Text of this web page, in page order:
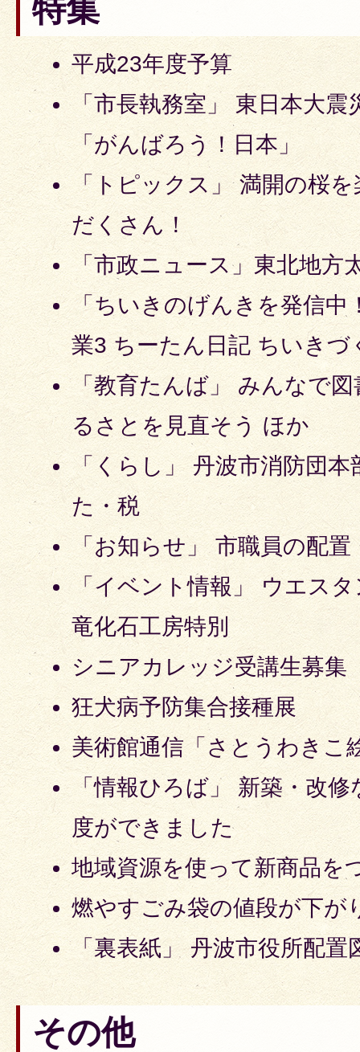
特集
平成23年度予算
「市長執務室」 東日本大
「がんばろう！日本」
「トピックス」 満開の桜
だくさん！
「市政ニュース」東北地方
「ちいきのげんきを発信中
業3 ちーたん日記 ちいきづ
「教育たんば」 みんなで
るさとを見直そう ほか
「くらし」 丹波市消防団
た・税
「お知らせ」 市職員の配
「イベント情報」 ウエス
竜化石工房特別
シニアカレッジ受講生募集
狂犬病予防集合接種展
美術館通信「さとうわきこ
「情報ひろば」 新築・改
度ができました
地域資源を使って新商品を
燃やすごみ袋の値段が下が
「裏表紙」 丹波市役所配置
その他